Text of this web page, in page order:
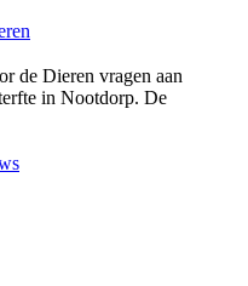
de Dieren vragen aan
in Nootdorp. De